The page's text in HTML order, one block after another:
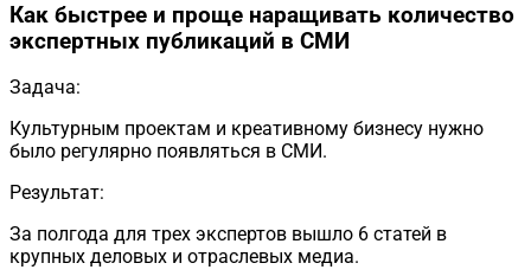
Как быстрее и проще наращивать количество
экспертных публикаций в СМИ
Задача:
Культурным проектам и креативному бизнесу нужно
было регулярно появляться в СМИ.
Результат:
За полгода для трех экспертов вышло 6 статей в
крупных деловых и отраслевых медиа.